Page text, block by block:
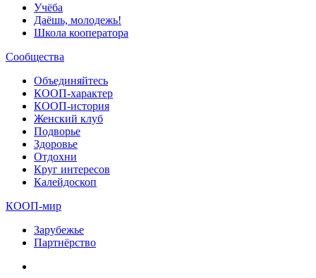
Учёба
Даёшь, молодежь!
Школа кооператора
Сообщества
Объединяйтесь
КООП-характер
КООП-история
Женский клуб
Подворье
Здоровье
Отдохни
Круг интересов
Калейдоскоп
КООП-мир
Зарубежье
Партнёрство